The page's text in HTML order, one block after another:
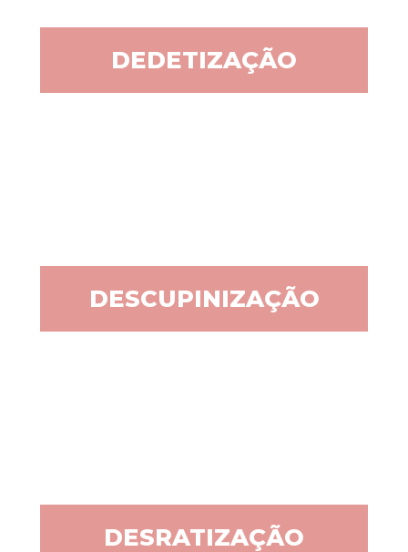
DEDETIZAÇÃO
DESCUPINIZAÇÃO
DESRATIZAÇÃO